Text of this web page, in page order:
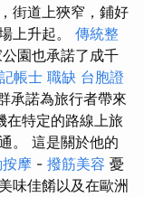
街道上狹窄，鋪好
上升起。 傳統整
園也承諾了成千
記帳士 職缺 台胞證
承諾為旅行者帶來
在特定的路線上旅
。 這是關於他的
摩 - 撥筋美容 憂
味佳餚以及在歐洲